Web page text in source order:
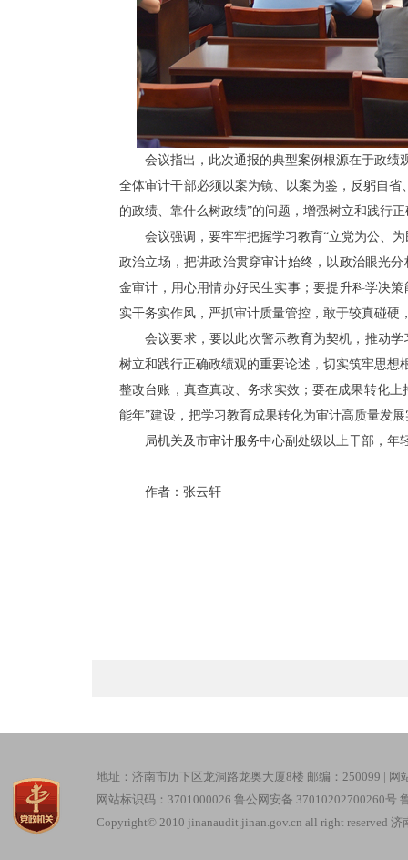
会议指出，此次通报的典型案例根源在于政绩
全体审计干部必须以案为镜、以案为鉴，反躬自
的政绩、靠什么树政绩”的问题，增强树立和践行
会议强调，要牢牢把握学习教育“立党为公、
政治立场，把讲政治贯穿审计始终，以政治眼光
金审计，用心用情办好民生实事；要提升科学决
实干务实作风，严抓审计质量管控，敢于较真碰
会议要求，要以此次警示教育为契机，推动
树立和践行正确政绩观的重要论述，切实筑牢思想
整改台账，真查真改、务求实效；要在成果转化
能年”建设，把学习教育成果转化为审计高质量发
局机关及市审计服务中心副处级以上干部，年
作者：张云轩
地址：济南市历下区龙洞路龙奥大厦8楼 邮编：250099 | 网
网站标识码：3701000026 鲁公网安备 37010202700260号
Copyright© 2010 jinanaudit.jinan.gov.cn all right reserved